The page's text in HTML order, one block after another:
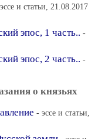
и статьи, 21.08.2017
эпос, 1 часть.. -
эпос, 2 часть.. -
о князьях
- эссе и статьи,